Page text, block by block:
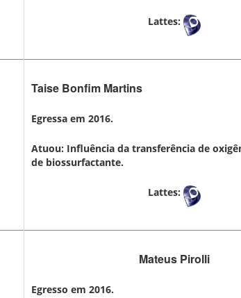
Lattes:
Taise Bonfim Martins
Egressa em 2016.
Atuou: Influência da transferência de
de biossurfactante.
Lattes:
Mateus Pirolli
Egresso em 2016.